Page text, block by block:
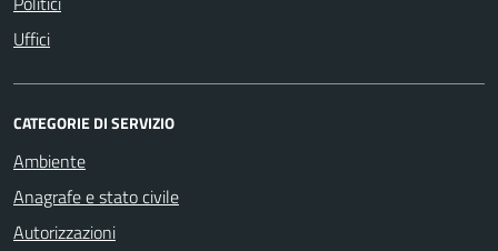
Uffici
CATEGORIE DI SERVIZIO
Ambiente
Anagrafe e stato civile
Autorizzazioni